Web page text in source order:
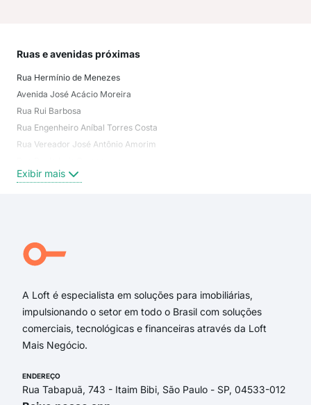
Ruas e avenidas próximas
Rua Hermínio de Menezes
Avenida José Acácio Moreira
Rua Rui Barbosa
Rua Engenheiro Aníbal Torres Costa
Rua Vereador José Antônio Amorim
Rua Altamiro Guimarães
Rua dos Ferroviários
Rua Augusto Severo
Exibir mais
A Loft é especialista em soluções para imobiliárias,
impulsionando o setor em todo o Brasil com soluções
comerciais, tecnológicas e financeiras através da Loft
Mais Negócio.
ENDEREÇO
Rua Tabapuã, 743 - Itaim Bibi, São Paulo - SP, 04533-012